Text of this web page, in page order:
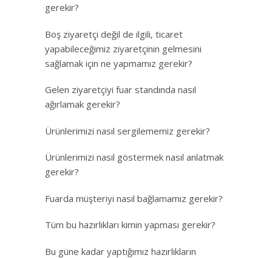
gerekir?
Boş ziyaretçi değil de ilgili, ticaret
yapabileceğimiz ziyaretçinin gelmesini
sağlamak için ne yapmamız gerekir?
Gelen ziyaretçiyi fuar standında nasıl
ağırlamak gerekir?
Ürünlerimizi nasıl sergilememiz gerekir?
Ürünlerimizi nasıl göstermek nasıl anlatmak
gerekir?
Fuarda müşteriyi nasıl bağlamamız gerekir?
Tüm bu hazırlıkları kimin yapması gerekir?
Bu güne kadar yaptığımız hazırlıkların